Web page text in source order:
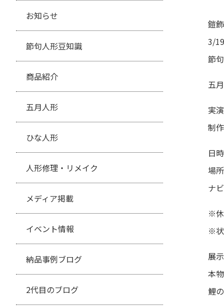
お知らせ
節句人形豆知識
商品紹介
五月人形
ひな人形
人形修理・リメイク
メディア掲載
イベント情報
納品事例ブログ
2代目のブログ
鎧
3/
節
五
実
制
日
場
ナ
※
※状
展
本
鯉